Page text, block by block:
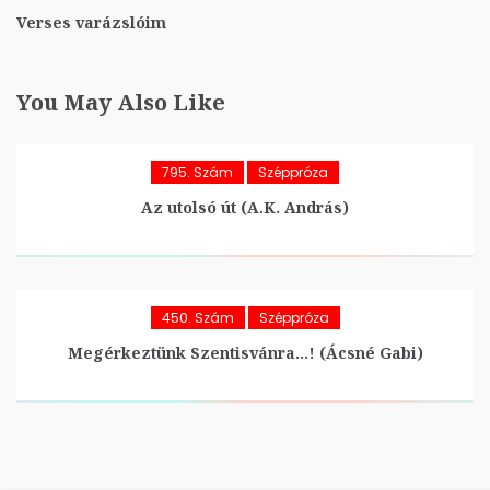
Verses varázslóim
You May Also Like
795. Szám Széppróza
Az utolsó út (A.K. András)
450. Szám Széppróza
Megérkeztünk Szentisvánra…! (Ácsné Gabi)